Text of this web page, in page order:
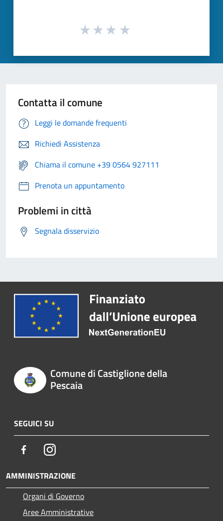
Contatta il comune
Leggi le domande frequenti
Richiedi Assistenza
Chiama il comune +39 0564 927111
Prenota un appuntamento
Problemi in città
Segnala disservizio
Comune di Castiglione della
Pescaia
SEGUICI SU
FacebookInstagram
AMMINISTRAZIONE
Organi di Governo
Aree Amministrative